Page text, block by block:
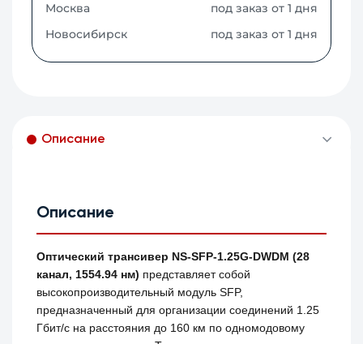
Москва
под заказ от 1 дня
Новосибирск
под заказ от 1 дня
Описание
Описание
Оптический трансивер NS-SFP-1.25G-DWDM (28
канал, 1554.94 нм) представляет собой
высокопроизводительный модуль SFP,
предназначенный для организации соединений 1.25
Гбит/с на расстояния до 160 км по одномодовому